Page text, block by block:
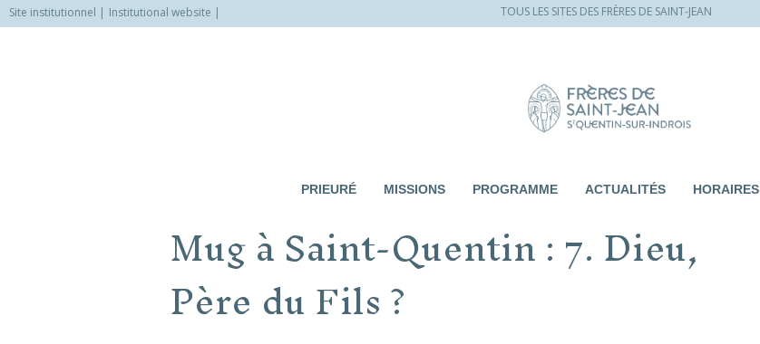
Site institutionnel Institutional website TOUS LES SITES DES FRÈRES DE SAINT-JEAN
PRIEURÉ MISSIONS PROGRAMME ACTUALITÉS HORAIRES
Mug à Saint-Quentin : 7. Dieu,
Père du Fils ?